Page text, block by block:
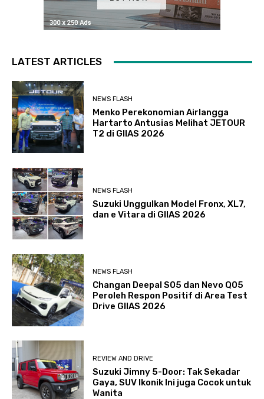
LATEST ARTICLES
NEWS FLASH
Menko Perekonomian Airlangga
Hartarto Antusias Melihat JETOUR
T2 di GIIAS 2026
NEWS FLASH
Suzuki Unggulkan Model Fronx, XL7,
dan e Vitara di GIIAS 2026
NEWS FLASH
Changan Deepal S05 dan Nevo Q05
Peroleh Respon Positif di Area Test
Drive GIIAS 2026
REVIEW AND DRIVE
Suzuki Jimny 5-Door: Tak Sekadar
Gaya, SUV Ikonik Ini juga Cocok untuk
Wanita